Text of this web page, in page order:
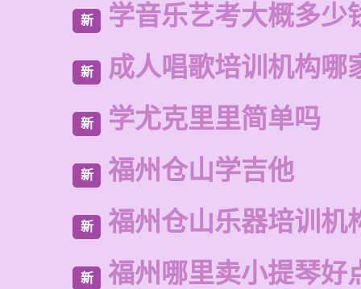
新 学音乐艺考大概多少
新 成人唱歌培训机构哪
新 学尤克里里简单吗
新 福州仓山学吉他
新 福州仓山乐器培训机
新 福州哪里卖小提琴好